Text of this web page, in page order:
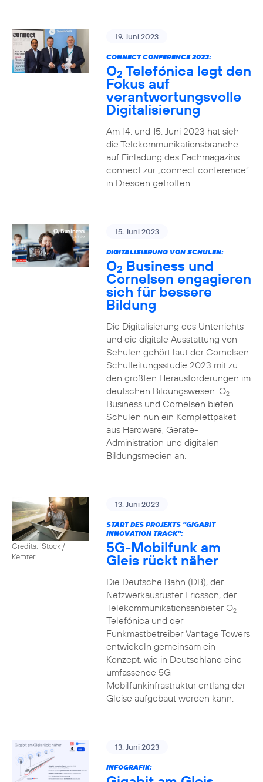
19. Juni 2023
CONNECT CONFERENCE 2023:
O2 Telefónica legt den
Fokus auf
verantwortungsvolle
Digitalisierung
Am 14. und 15. Juni 2023 hat sich
die Telekommunikationsbranche
auf Einladung des Fachmagazins
connect zur „connect conference“
in Dresden getroffen.
15. Juni 2023
DIGITALISIERUNG VON SCHULEN:
O2 Business und
Cornelsen engagieren
sich für bessere
Bildung
Die Digitalisierung des Unterrichts
und die digitale Ausstattung von
Schulen gehört laut der Cornelsen
Schulleitungsstudie 2023 mit zu
den größten Herausforderungen im
deutschen Bildungswesen. O2
Business und Cornelsen bieten
Schulen nun ein Komplettpaket
aus Hardware, Geräte-
Administration und digitalen
Bildungsmedien an.
Credits: iStock /
Kemter
13. Juni 2023
START DES PROJEKTS "GIGABIT
INNOVATION TRACK":
5G-Mobilfunk am
Gleis rückt näher
Die Deutsche Bahn (DB), der
Netzwerkausrüster Ericsson, der
Telekommunikationsanbieter O2
Telefónica und der
Funkmastbetreiber Vantage Towers
entwickeln gemeinsam ein
Konzept, wie in Deutschland eine
umfassende 5G-
Mobilfunkinfrastruktur entlang der
Gleise aufgebaut werden kann.
13. Juni 2023
INFOGRAFIK: